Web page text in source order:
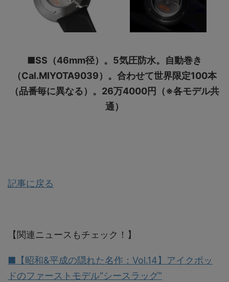
■SS（46mm径）。5気圧防水。自動巻き
（Cal.MIYOTA9039）。合わせて世界限定100本
（品番毎に異なる）。26万4000円（※各モデル共
通）
記事に戻る
【関連ニュースもチェック！】
■【昭和&平成の隠れた名作：Vol.14】アイクポッ
ドのファーストモデル“シースラッグ”